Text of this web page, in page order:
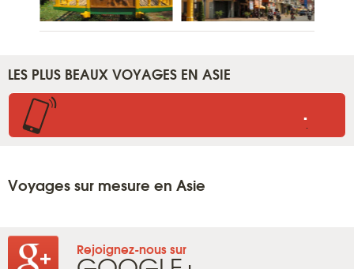
LES PLUS BEAUX VOYAGES EN ASIE
..
Voyages sur mesure en Asie
Rejoignez-nous sur